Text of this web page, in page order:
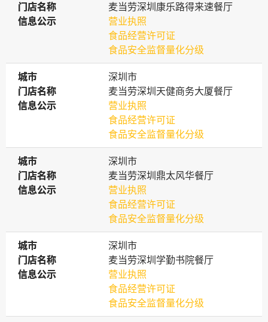
门店名称
门店名称
麦当劳深圳康乐路得来速餐厅
信息公示
信息公示
营业执照
食品经营许可证
食品安全监督量化分级
城市
城市
深圳市
门店名称
门店名称
麦当劳深圳天健商务大厦餐厅
信息公示
信息公示
营业执照
食品经营许可证
食品安全监督量化分级
城市
城市
深圳市
门店名称
门店名称
麦当劳深圳鼎太风华餐厅
信息公示
信息公示
营业执照
食品经营许可证
食品安全监督量化分级
城市
城市
深圳市
门店名称
门店名称
麦当劳深圳学勤书院餐厅
信息公示
信息公示
营业执照
食品经营许可证
食品安全监督量化分级